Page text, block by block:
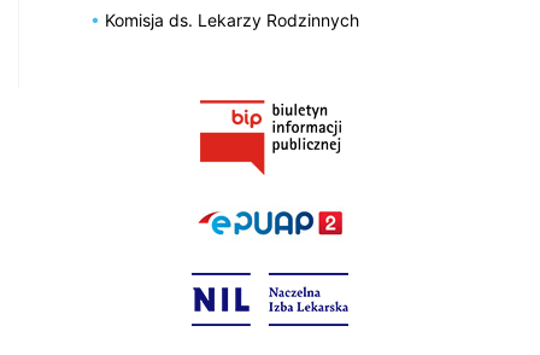
Komisja ds. Lekarzy Rodzinnych